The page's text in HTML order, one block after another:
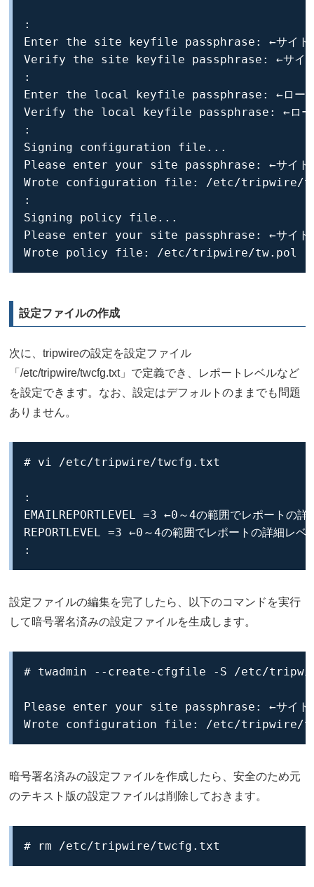
:
Enter the site keyfile passphrase: ←サイトパ
Verify the site keyfile passphrase: ←サイトパ
:
Enter the local keyfile passphrase: ←ローカル
Verify the local keyfile passphrase: ←ローカル
:
Signing configuration file...
Please enter your site passphrase: ←サイトパ
Wrote configuration file: /etc/tripwire/
:
Signing policy file...
Please enter your site passphrase: ←サイトパ
Wrote policy file: /etc/tripwire/tw.pol
設定ファイルの作成
次に、tripwireの設定を設定ファイル
「/etc/tripwire/twcfg.txt」で定義でき、レポートレベルなど
を設定できます。なお、設定はデフォルトのままでも問題
ありません。
# vi /etc/tripwire/twcfg.txt
:
EMAILREPORTLEVEL =3 ←0～4の範囲でレポートの詳
REPORTLEVEL =3 ←0～4の範囲でレポートの詳細レベ
:
設定ファイルの編集を完了したら、以下のコマンドを実行
して暗号署名済みの設定ファイルを生成します。
# twadmin --create-cfgfile -S /etc/
Please enter your site passphrase: ←サイトパ
Wrote configuration file: /etc/tripwire/
暗号署名済みの設定ファイルを作成したら、安全のため元
のテキスト版の設定ファイルは削除しておきます。
# rm /etc/tripwire/twcfg.txt